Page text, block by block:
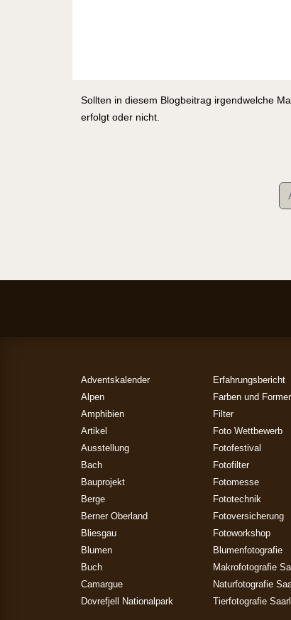
Sollten in diesem Blogbeitrag irgendwelche
erfolgt oder nicht.
Adventskalender
Alpen
Amphibien
Artikel
Ausstellung
Bach
Bauprojekt
Berge
Berner Oberland
Bliesgau
Blumen
Buch
Camargue
Dovrefjell Nationalpark
Erfahrungsbericht
Farben und
Filter
Foto Wettbewerb
Fotofestival
Fotofilter
Fotomesse
Fototechnik
Fotoversicherung
Fotoworkshop
Blumenfotografie
Makrofotografie
Naturfotografie
Tierfotografie